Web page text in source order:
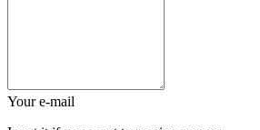
Your e-mail